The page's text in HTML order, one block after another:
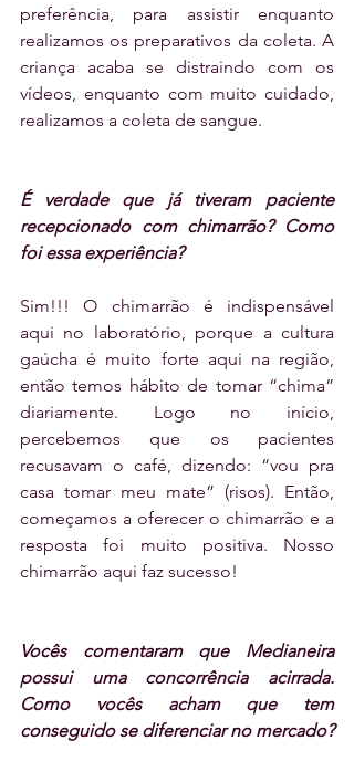
preferência, para assistir enquanto
realizamos os preparativos da coleta. A
criança acaba se distraindo com os
vídeos, enquanto com muito cuidado,
realizamos a coleta de sangue.
É verdade que já tiveram paciente
recepcionado com chimarrão? Como
foi essa experiência?
Sim!!! O chimarrão é indispensável
aqui no laboratório, porque a cultura
gaúcha é muito forte aqui na região,
então temos hábito de tomar “chima”
diariamente. Logo no início,
percebemos que os pacientes
recusavam o café, dizendo: “vou pra
casa tomar meu mate” (risos). Então,
começamos a oferecer o chimarrão e a
resposta foi muito positiva. Nosso
chimarrão aqui faz sucesso!
Vocês comentaram que Medianeira
possui uma concorrência acirrada.
Como vocês acham que tem
conseguido se diferenciar no mercado?